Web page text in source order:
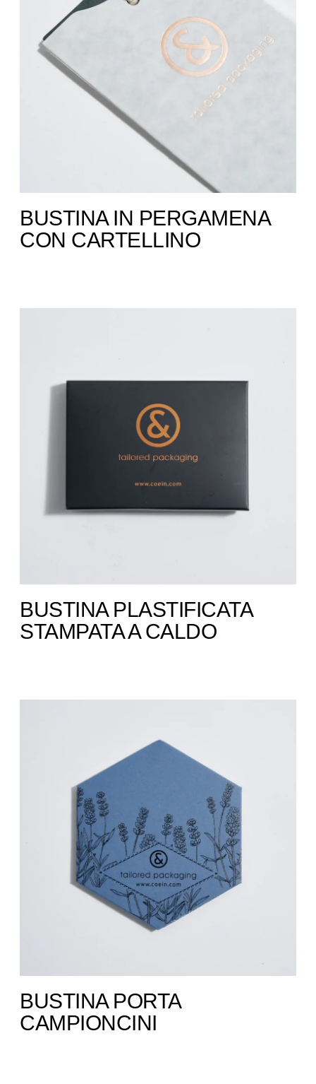
BUSTINA IN PERGAMENA
CON CARTELLINO ​
BUSTINA PLASTIFICATA
STAMPATA A CALDO
BUSTINA PORTA
CAMPIONCINI ​